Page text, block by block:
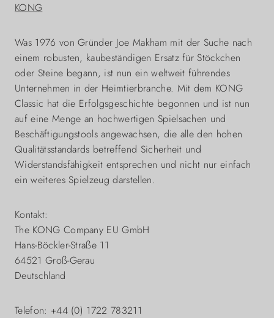
KONG
Was 1976 von Gründer Joe Makham mit der Suche nach
einem robusten, kaubeständigen Ersatz für Stöckchen
oder Steine begann, ist nun ein weltweit führendes
Unternehmen in der Heimtierbranche. Mit dem KONG
Classic hat die Erfolgsgeschichte begonnen und ist nun
auf eine Menge an hochwertigen Spielsachen und
Beschäftigungstools angewachsen, die alle den hohen
Qualitätsstandards betreffend Sicherheit und
Widerstandsfähigkeit entsprechen und nicht nur einfach
ein weiteres Spielzeug darstellen.
Kontakt:
The KONG Company EU GmbH
Hans-Böckler-Straße 11
64521 Groß-Gerau
Deutschland
Telefon: +44 (0) 1722 783211